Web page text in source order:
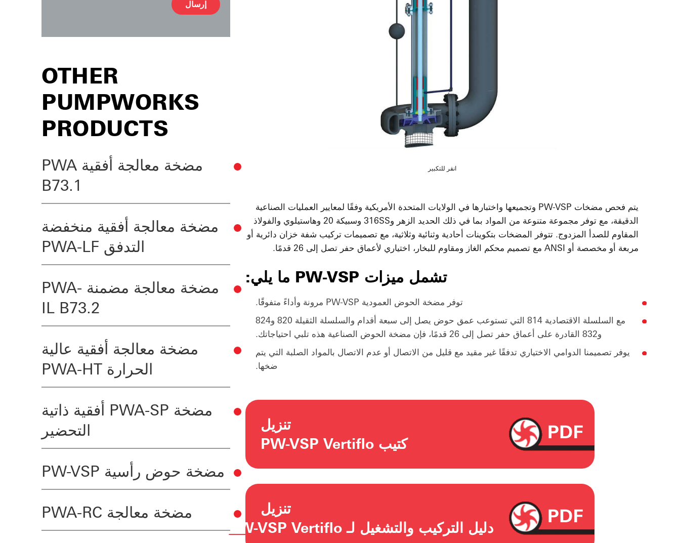
انقر للتكبير
يتم فحص مضخات PW-VSP وتجميعها واختبارها في الولايات المتحدة الأمريكية وفقًا لمعايير العمليات الصناعية
الدقيقة، مع توفر مجموعة متنوعة من المواد بما في ذلك الحديد الزهر و316SS وسبيكة 20 وهاستيلوي والفولاذ
المقاوم للصدأ المزدوج. تتوفر المضخات بتكوينات أحادية وثنائية وثلاثية، مع تصميمات تركيب شفة خزان دائرية أو
مربعة أو مخصصة أو ANSI مع تصميم محكم الغاز ومقاوم للبخار، اختياري لأعماق حفر تصل إلى 26 قدمًا.
تشمل ميزات PW-VSP ما يلي:
توفر مضخة الحوض العمودية PW-VSP مرونة وأداءً متفوقًا.
مع السلسلة الاقتصادية 814 التي تستوعب عمق حوض يصل إلى سبعة أقدام والسلسلة الثقيلة 820 و824
و832 القادرة على أعماق حفر تصل إلى 26 قدمًا، فإن مضخة الحوض الصناعية هذه تلبي احتياجاتك.
يوفر تصميمنا الدوامي الاختياري تدفقًا غير مقيد مع قليل من الاتصال أو عدم الاتصال بالمواد الصلبة التي يتم
ضخها.
تنزيل
كتيب PW-VSP Vertiflo
تنزيل
دليل التركيب والتشغيل لـ PW-VSP Vertiflo
OTHER
PUMPWORKS
PRODUCTS
مضخة معالجة أفقية PWA
B73.1
مضخة معالجة أفقية منخفضة
التدفق PWA-LF
مضخة معالجة مضمنة PWA-
IL B73.2
مضخة معالجة أفقية عالية
الحرارة PWA-HT
مضخة PWA-SP أفقية ذاتية
التحضير
مضخة حوض رأسية PW-VSP
مضخة معالجة PWA-RC